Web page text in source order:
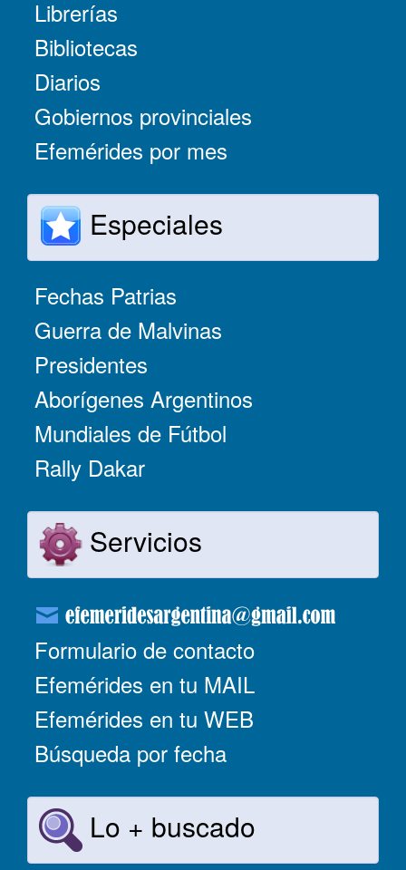
Librerías
Bibliotecas
Diarios
Gobiernos provinciales
Efemérides por mes
Especiales
Fechas Patrias
Guerra de Malvinas
Presidentes
Aborígenes Argentinos
Mundiales de Fútbol
Rally Dakar
Servicios
Formulario de contacto
Efemérides en tu MAIL
Efemérides en tu WEB
Búsqueda por fecha
Lo + buscado